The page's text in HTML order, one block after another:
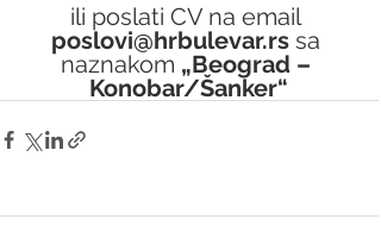
ili poslati CV na email
poslovi@hrbulevar.rs sa
naznakom „Beograd –
Konobar/Šanker“